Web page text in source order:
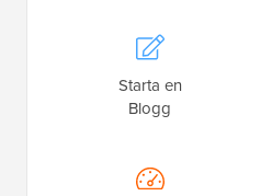
Starta en
Blogg